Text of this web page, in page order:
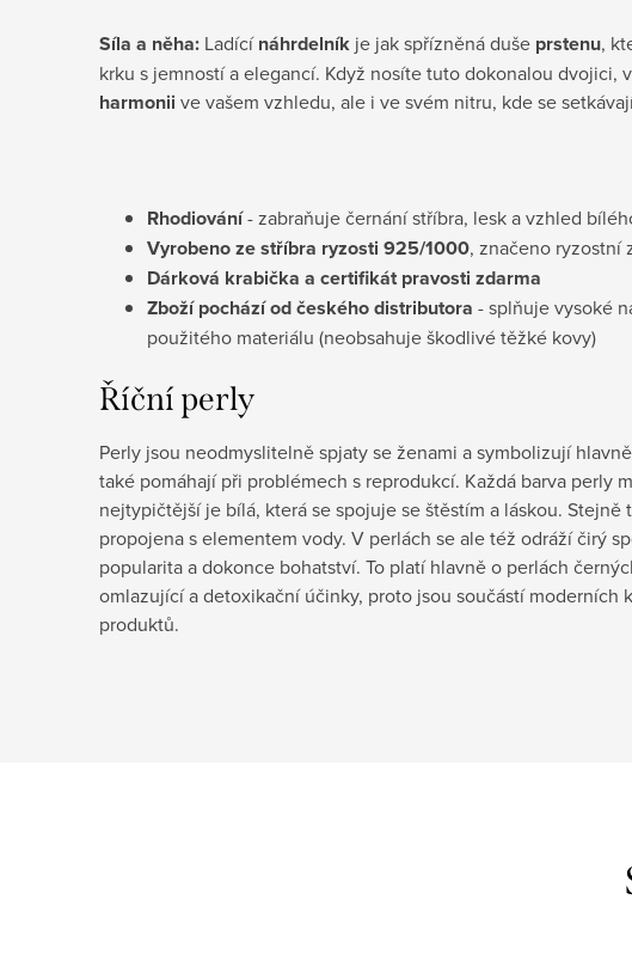
Síla a něha: Ladícínáhrdelník je jak spřízněná duše prstenu,
krku s jemností a elegancí. Když nosíte tuto dokonalou dvojici,
harmonii ve vašem vzhledu, ale i ve svém nitru, kde se
Rhodiování- zabraňuje černání stříbra, lesk a vzhled
Vyrobeno ze stříbra ryzosti 925/1000, značeno ryzostní
Dárková krabička a certifikát pravosti zdarma
Zboží pochází od českého distributora - splňuje vysoké
použitého materiálu (neobsahuje škodlivé těžké kovy)
Říční perly
Perly jsou neodmyslitelně spjaty se ženami a symbolizují
také pomáhají při problémech s reprodukcí. Každá barva perly
nejtypičtější je bílá, která se spojuje se štěstím a láskou. Stejně
propojena s elementem vody. V perlách se ale též odráží čirý
popularita a dokonce bohatství. To platí hlavně o perlách
omlazující a detoxikační účinky, proto jsou součástí moderních
produktů.